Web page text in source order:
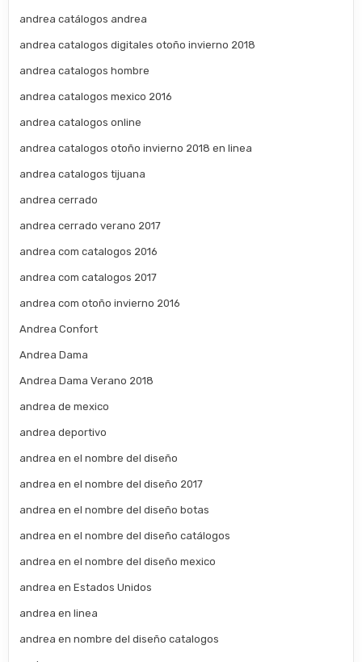
andrea catálogos andrea
andrea catalogos digitales otoño invierno 2018
andrea catalogos hombre
andrea catalogos mexico 2016
andrea catalogos online
andrea catalogos otoño invierno 2018 en linea
andrea catalogos tijuana
andrea cerrado
andrea cerrado verano 2017
andrea com catalogos 2016
andrea com catalogos 2017
andrea com otoño invierno 2016
Andrea Confort
Andrea Dama
Andrea Dama Verano 2018
andrea de mexico
andrea deportivo
andrea en el nombre del diseño
andrea en el nombre del diseño 2017
andrea en el nombre del diseño botas
andrea en el nombre del diseño catálogos
andrea en el nombre del diseño mexico
andrea en Estados Unidos
andrea en linea
andrea en nombre del diseño catalogos